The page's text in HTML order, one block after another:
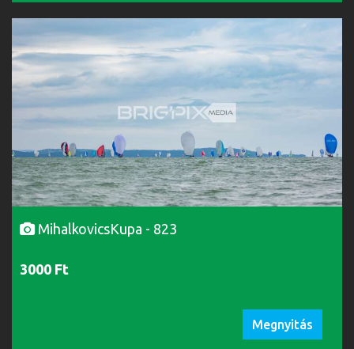
MihalkovicsKupa - 823
3000 Ft
Megnyitás